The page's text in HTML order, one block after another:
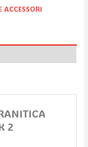
ACCESSORI
2